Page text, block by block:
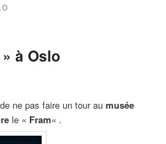
à Oslo
ne pas faire un tour aumusée
le « Fram« .